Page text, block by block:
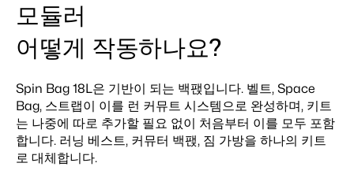
모듈러
어떻게 작동하나요?
Spin Bag 18L은 기반이 되는 백팭입니다. 벨트, Space
Bag, 스트랩이 이를 런 커뮤트 시스템으로 완성하며, 키트
는 나중에 따로 추가할 필요 없이 처음부터 이를 모두 포함
합니다. 러닝 베스트, 커뮤터 백팭, 짐 가방을 하나의 키트
로 대체합니다.